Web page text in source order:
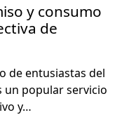
y consumo
de
de entu­si­as­tas del
un pop­u­lar ser­vi­cio
y…